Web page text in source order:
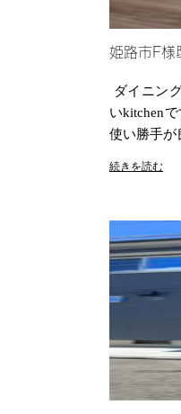
姫路市F
ダイニン
いkitchen
使い勝手が
続きを読む